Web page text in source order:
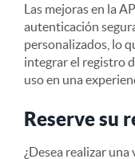
Las mejoras en la
autenticación
personalizados, lo
integrar el registro
uso en una
Reserve su
¿Desea realizar